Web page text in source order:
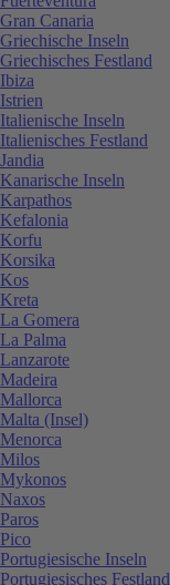
Gran Canaria
Griechische Inseln
Griechisches Festland
Ibiza
Istrien
Italienische Inseln
Italienisches Festland
Jandia
Kanarische Inseln
Karpathos
Kefalonia
Korfu
Korsika
Kos
Kreta
La Gomera
La Palma
Lanzarote
Madeira
Mallorca
Malta (Insel)
Menorca
Milos
Mykonos
Naxos
Paros
Pico
Portugiesische Inseln
Portugiesisches Festland